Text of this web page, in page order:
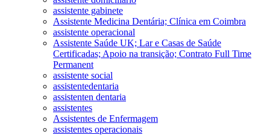
assistente gabinete
Assistente Medicina Dentária; Clínica em Coimbra
assistente operacional
Assistente Saúde UK; Lar e Casas de Saúde
Certificadas; Apoio na transição; Contrato Full Time
Permanent
assistente social
assistentedentaria
assistenten dentaria
assistentes
Assistentes de Enfermagem
assistentes operacionais